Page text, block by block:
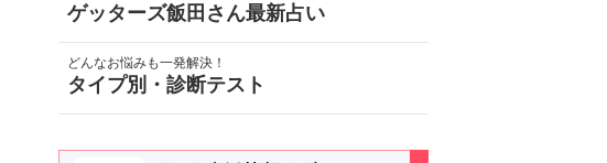
ゲッターズ飯田さん最新占い
どんなお悩みも一発解決！
タイプ別・診断テスト